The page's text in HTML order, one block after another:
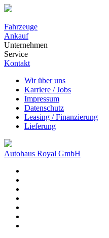
Fahrzeuge
Ankauf
Unternehmen
Service
Kontakt
Wir über uns
Karriere / Jobs
Impressum
Datenschutz
Leasing / Finanzierung
Lieferung
Autohaus Royal GmbH